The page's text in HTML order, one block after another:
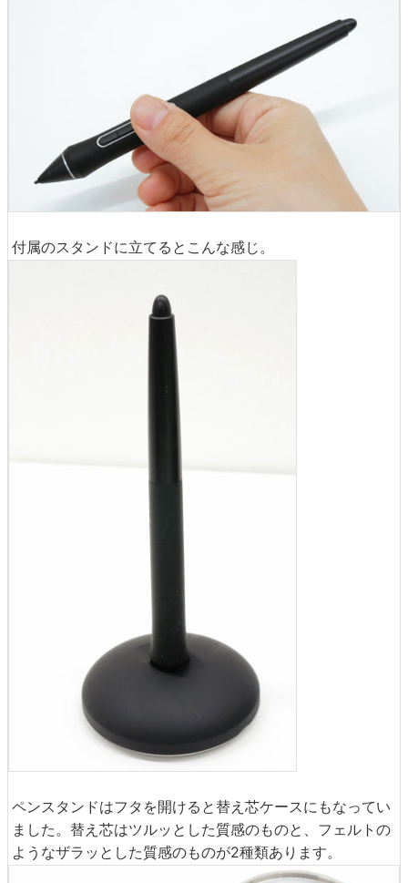
付属のスタンドに立てるとこんな感じ。
ペンスタンドはフタを開けると替え芯ケースにもなってい
ました。替え芯はツルッとした質感のものと、フェルトの
ようなザラッとした質感のものが2種類あります。